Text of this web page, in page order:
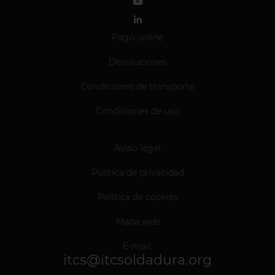
Pago online
Devoluciones
Condiciones de transporte
Condiciones de uso
Aviso legal
Política de privacidad
Política de cookies
Mapa web
E-mail:
itcs@itcsoldadura.org